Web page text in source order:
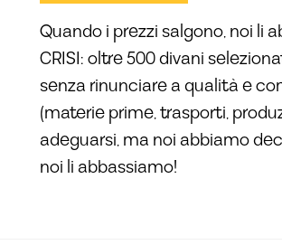
Quando i prezzi salgono, noi li
CRISI: oltre 500 divani
senza rinunciare a qualità e
(materie prime, trasporti,
adeguarsi, ma noi abbiamo
noi li abbassiamo!